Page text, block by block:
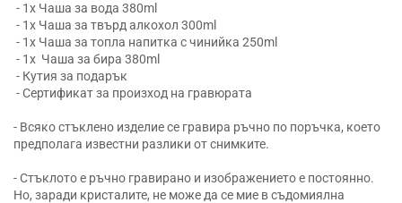
- 1x Чаша за вода 380ml
- 1x Чаша за твърд алкохол 300ml
- 1x Чаша за топла напитка с чинийка 250ml
- 1x Чаша за бира 380ml
- Кутия за подарък
- Сертификат за произход на гравюрата
- Всяко стъклено изделие се гравира ръчно по поръчка, което
предполага известни разлики от снимките.
- Стъклото е ръчно гравирано и изображението е постоянно.
Но, заради кристалите, не може да се мие в съдомиялна